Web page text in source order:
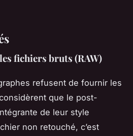
fichiers bruts (RAW)
refusent de fournir les
que le post-
de leur style
non retouché, c’est